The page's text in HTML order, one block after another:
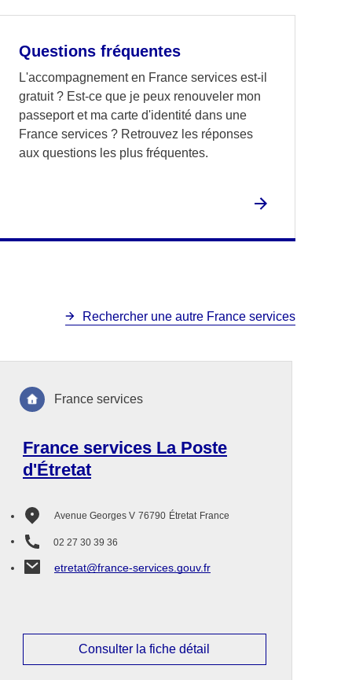
Questions fréquentes
L'accompagnement en France services est-il
gratuit ? Est-ce que je peux renouveler mon
passeport et ma carte d'identité dans une
France services ? Retrouvez les réponses
aux questions les plus fréquentes.
Rechercher une autre France services
France services La Poste
d'Étretat
Avenue Georges V 76790 Étretat France
02 27 30 39 36
etretat@france-services.gouv.fr
France services
Consulter la fiche détail